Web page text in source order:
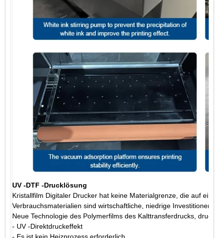
UV -DTF -Drucklösung
Kristallfilm Digitaler Drucker hat keine Materialgrenze, die auf
Verbrauchsmaterialien sind wirtschaftliche, niedrige Investitionen
Neue Technologie des Polymerfilms des Kalttransferdrucks,
- UV -Direktdruckeffekt
- Es ist kein Heizprozess erforderlich